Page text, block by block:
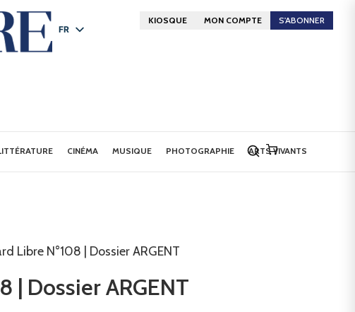
FR
KIOSQUE MON COMPTE S'ABONNER
CINÉMA MUSIQUE PHOTOGRAPHIE ARTS VIVANTS
Libre N°108 | Dossier ARGENT
| Dossier ARGENT